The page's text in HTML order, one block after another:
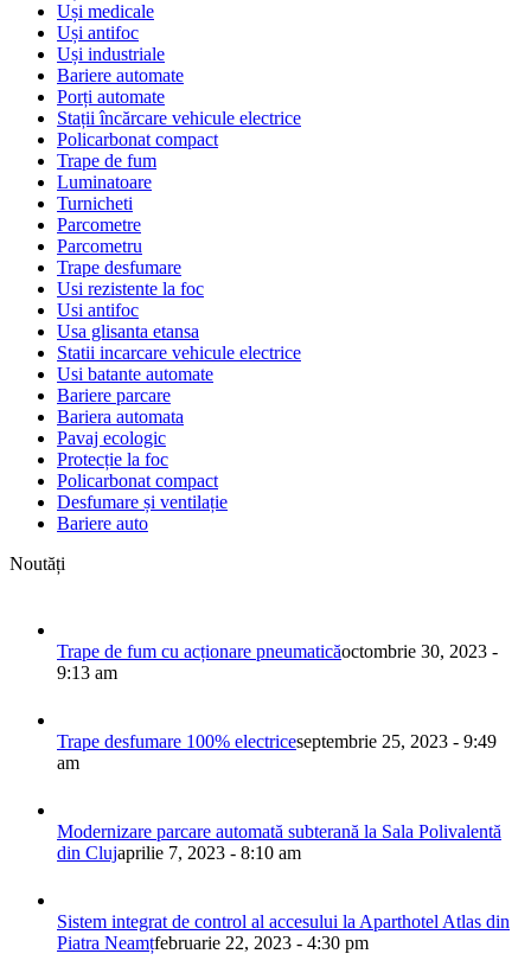
Uși medicale
Uși antifoc
Uși industriale
Bariere automate
Porți automate
Stații încărcare vehicule electrice
Policarbonat compact
Trape de fum
Luminatoare
Turnicheti
Parcometre
Parcometru
Trape desfumare
Usi rezistente la foc
Usi antifoc
Usa glisanta etansa
Statii incarcare vehicule electrice
Usi batante automate
Bariere parcare
Bariera automata
Pavaj ecologic
Protecție la foc
Policarbonat compact
Desfumare și ventilație
Bariere auto
Noutăți
Trape de fum cu acționare pneumaticăoctombrie 30, 2023 -
9:13 am
Trape desfumare 100% electriceseptembrie 25, 2023 - 9:49
am
Modernizare parcare automată subterană la Sala Polivalentă
din Clujaprilie 7, 2023 - 8:10 am
Sistem integrat de control al accesului la Aparthotel Atlas din
Piatra Neamțfebruarie 22, 2023 - 4:30 pm